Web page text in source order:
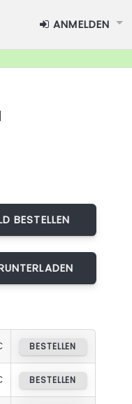
ANMELDEN
BESTELLEN
BESTELLEN
BESTELLEN